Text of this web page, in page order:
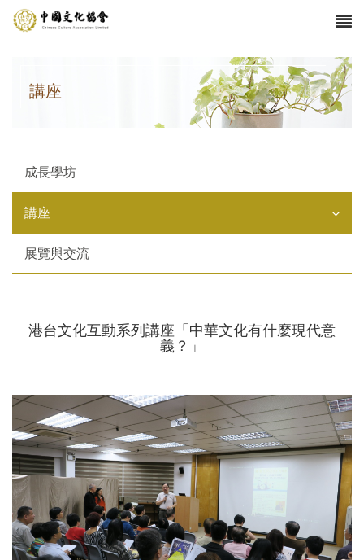
講座
成長學坊
講座
展覽與交流
港台文化互動系列講座「中華文化有什麼現代意
義？」